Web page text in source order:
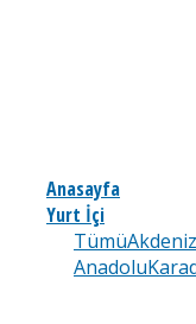
Anasayfa
Yurt İçi
TümüAkdeniz
Anadolu